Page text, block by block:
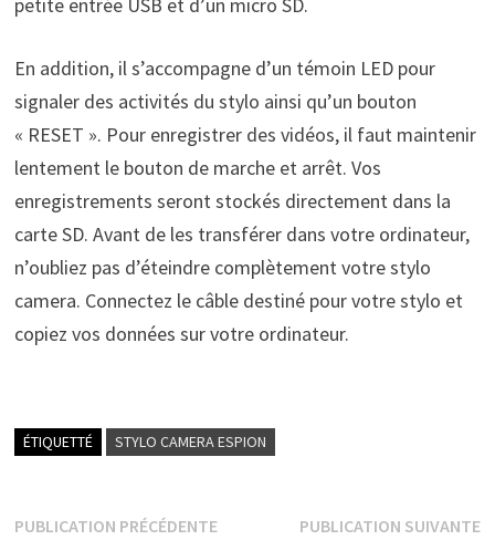
En addition, il s’accompagne d’un témoin LED pour
signaler des activités du stylo ainsi qu’un bouton
« RESET ». Pour enregistrer des vidéos, il faut maintenir
lentement le bouton de marche et arrêt. Vos
enregistrements seront stockés directement dans la
carte SD. Avant de les transférer dans votre ordinateur,
n’oubliez pas d’éteindre complètement votre stylo
camera. Connectez le câble destiné pour votre stylo et
copiez vos données sur votre ordinateur.
ÉTIQUETTÉ STYLO CAMERA ESPION
Navigation
PUBLICATION PRÉCÉDENTE PUBLICATION SUIVANTE